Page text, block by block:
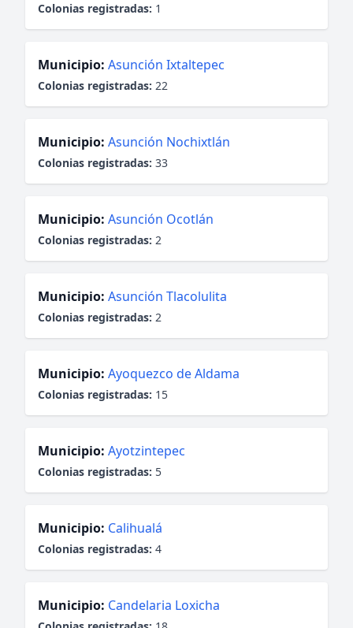
Colonias registradas: 1
Municipio: Asunción Ixtaltepec
Colonias registradas: 22
Municipio: Asunción Nochixtlán
Colonias registradas: 33
Municipio: Asunción Ocotlán
Colonias registradas: 2
Municipio: Asunción Tlacolulita
Colonias registradas: 2
Municipio: Ayoquezco de Aldama
Colonias registradas: 15
Municipio: Ayotzintepec
Colonias registradas: 5
Municipio: Calihualá
Colonias registradas: 4
Municipio: Candelaria Loxicha